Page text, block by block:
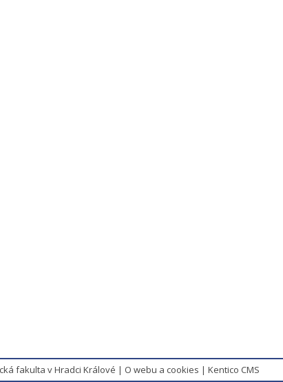
fakulta v Hradci Králové | O webu a cookies | Kentico CMS